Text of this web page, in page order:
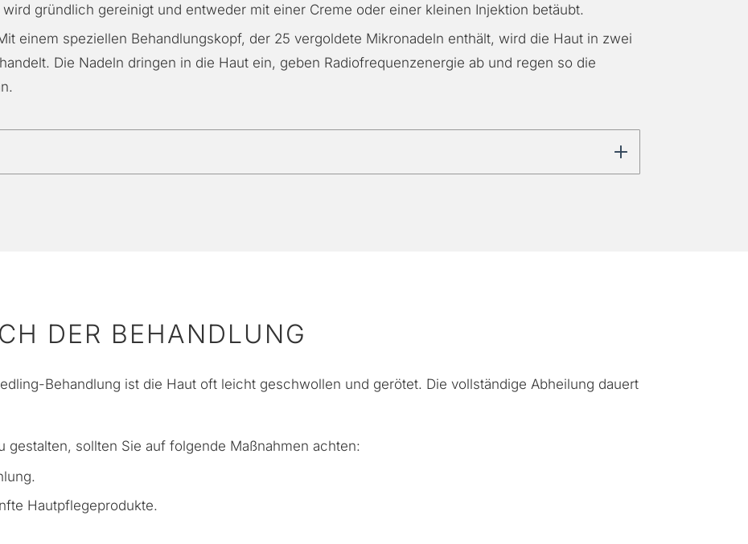
wird gründlich gereinigt und entweder mit einer Creme oder einer kleinen Injektion betäubt.
einem speziellen Behandlungskopf, der 25 vergoldete Mikronadeln enthält, wird die Haut in zwei
Die Nadeln dringen in die Haut ein, geben Radiofrequenzenergie ab und regen so die
DER BEHANDLUNG
Behandlung ist die Haut oft leicht geschwollen und gerötet. Die vollständige Abheilung dauert
gestalten, sollten Sie auf folgende Maßnahmen achten:
Hautpflegeprodukte.